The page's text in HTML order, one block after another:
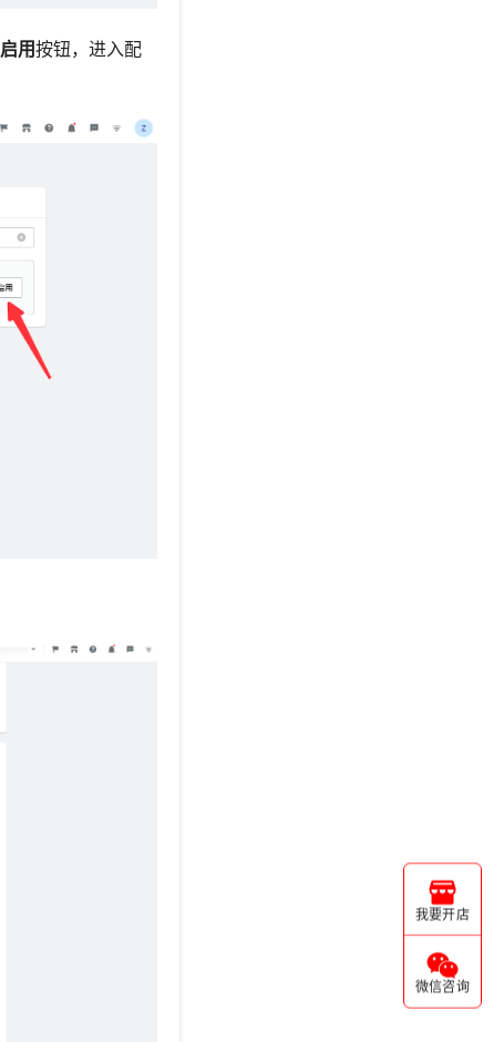
启用按钮，进入配
我要开店
微信咨询